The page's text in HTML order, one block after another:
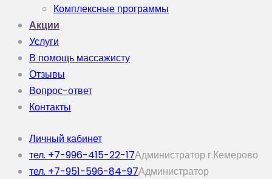
Комплексные программы
Акции
Услуги
В помощь массажисту
Отзывы
Вопрос-ответ
Контакты
Личный кабинет
тел. +7-996-415-22-17Администратор г.Кемерово
тел. +7-951-596-84-97Администратор